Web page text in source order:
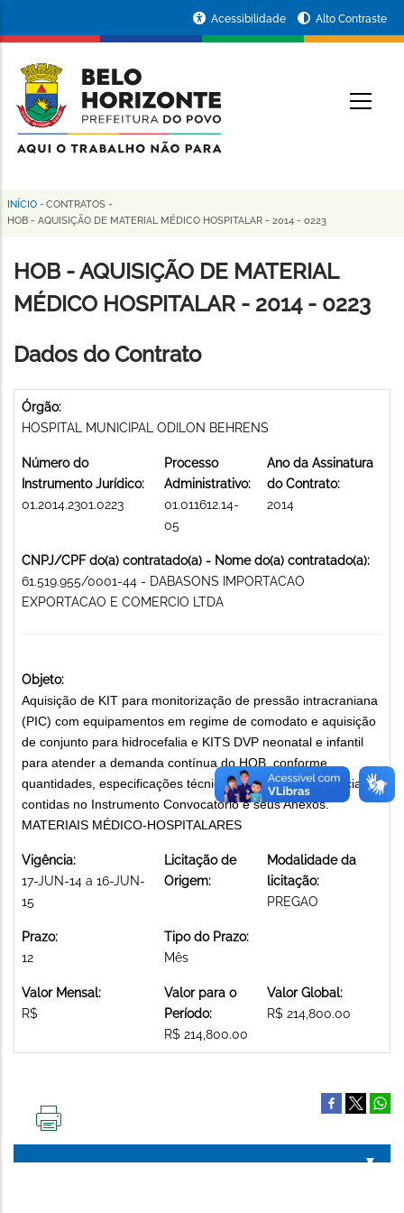
conteúdo
principal
da
Prefeitura
de
Horizonte
Acessibilidade Alto Contraste
Trilha
navegação
INÍCIO - CONTRATOS -
HOB - AQUISIÇÃO DE MATERIAL MÉDICO HOSPITALAR - 2014 - 0223
HOB - AQUISIÇÃO DE MATERIAL
MÉDICO HOSPITALAR - 2014 - 0223
Dados do Contrato
Órgão:
HOSPITAL MUNICIPAL ODILON BEHRENS
Número do
Instrumento Jurídico:
01.2014.2301.0223
Processo
Administrativo:
01.011612.14-
05
Ano da Assinatura
do Contrato:
2014
CNPJ/CPF do(a) contratado(a) - Nome do(a) contratado(a):
61.519.955/0001-44 - DABASONS IMPORTACAO
EXPORTACAO E COMERCIO LTDA
Objeto:
Aquisição de KIT para monitorização de pressão intracraniana
(PIC) com equipamentos em regime de comodato e aquisição
de conjunto para hidrocefalia e KITS DVP neonatal e infantil
para atender a demanda contínua do HOB, conforme
quantidades, especificações técnicas e condições comerciais
contidas no Instrumento Convocatório e seus Anexos.
MATERIAIS MÉDICO-HOSPITALARES
Vigência:
17-JUN-14 a 16-JUN-
15
Licitação de
Origem:
Modalidade da
licitação:
PREGAO
Prazo:
12
Tipo do Prazo:
Mês
Valor Mensal:
R$
Valor para o
Período:
R$ 214,800.00
Valor Global:
R$ 214,800.00
PÁGINA